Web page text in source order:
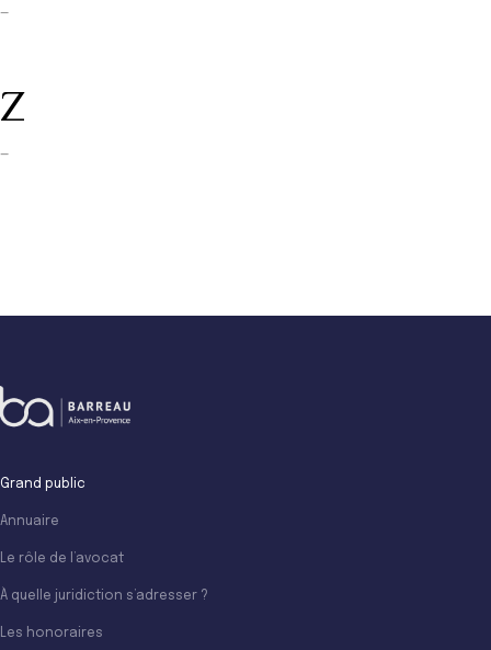
—
Z
—
Grand public
Annuaire
Le rôle de l’avocat
À quelle juridiction s’adresser ?
Les honoraires